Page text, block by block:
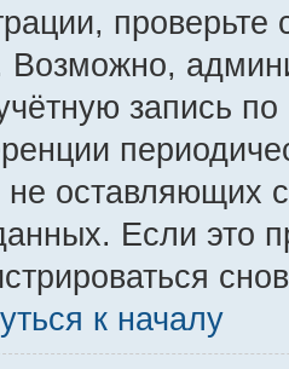
Возможно,
запись
не оставляющих
Если это
к началу